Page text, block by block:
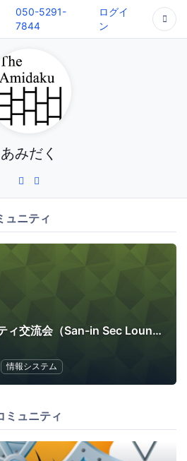
050-5291-
7844
ログイ
ン
あみだく
ュニティ
山陰セキュリティ交流会（San-in Sec Lounge）
情報システム
ミュニティ